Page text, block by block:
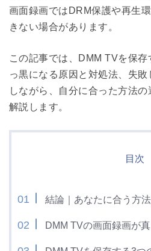
画面録画ではDRM保護や再生
きない場合があります。
この記事では、DMM TVを保
っ黒になる原因と対処法、失
しながら、自分に合った方法の
解説します。
目次
結論｜あなたに合う方
DMM TVの画面録画が